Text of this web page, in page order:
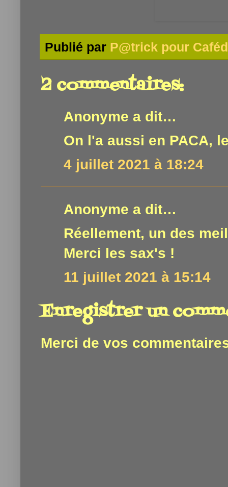
Publié par P@trick pour
2 commentaires:
Anonyme a dit…
On l'a aussi en PACA,
4 juillet 2021 à 18:24
Anonyme a dit…
Réellement, un des
Merci les sax's !
11 juillet 2021 à 15:14
Enregistrer un
Merci de vos